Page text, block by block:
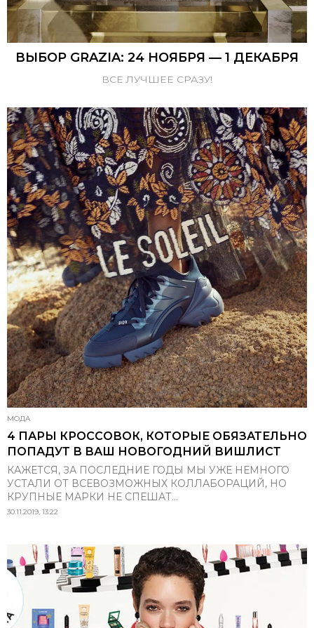
ВЫБОР GRAZIA: 24 НОЯБРЯ — 1 ДЕКАБРЯ
ВСЕ ЛУЧШЕЕ СРАЗУ!
МОДА
4 ПАРЫ КРОССОВОК, КОТОРЫЕ ОБЯЗАТЕЛЬНО
ПОПАДУТ В ВАШ НОВОГОДНИЙ ВИШЛИСТ
КАЖЕТСЯ, ЗА ПОСЛЕДНИЕ ГОДЫ МЫ УЖЕ НЕМНОГО
УСТАЛИ ОТ ВСЕВОЗМОЖНЫХ КОЛЛАБОРАЦИЙ, НО
КРУПНЫЕ МАРКИ НЕ СПЕШАТ...
30.11.2019, 13:22